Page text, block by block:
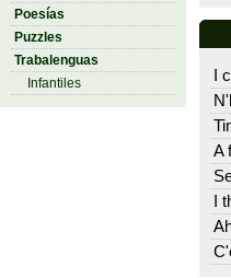
Poesías
Puzzles
Trabalenguas
Infantiles
I
A
I